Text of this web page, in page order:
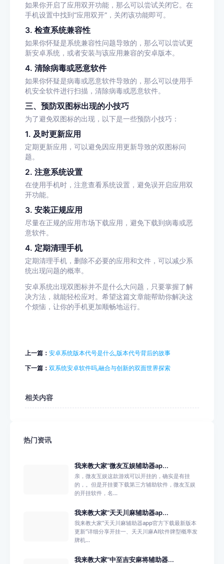
如果你开启了应用双开功能，那么可以尝试关闭它。在
手机设置中找到“应用双开”，关闭该功能即可。
3. 检查系统兼容性
如果你怀疑是系统兼容性问题导致的，那么可以尝试更
新安卓系统，或者安装与该应用兼容的安卓版本。
4. 清除病毒或恶意软件
如果你怀疑是病毒或恶意软件导致的，那么可以使用手
机安全软件进行扫描，清除病毒或恶意软件。
三、预防双图标出现的小技巧
为了避免双图标的出现，以下是一些预防小技巧：
1. 及时更新应用
定期更新应用，可以避免因应用更新导致的双图标问
题。
2. 注意系统设置
在使用手机时，注意查看系统设置，避免误开启应用双
开功能。
3. 安装正规应用
尽量在正规的应用市场下载应用，避免下载到病毒或恶
意软件。
4. 定期清理手机
定期清理手机，删除不必要的应用和文件，可以减少系
统出现问题的概率。
安卓系统出现双图标并不是什么大问题，只要掌握了解
决方法，就能轻松应对。希望这篇文章能帮助你解决这
个烦恼，让你的手机更加顺畅地运行。
上一篇： 安卓系统版本代号是什么,版本代号背后的故事
下一篇： 双系统安卓软件吗,融合与创新的双面世界探索
相关内容
热门资讯
我来教大家“微友互娱辅助器ap...
亲，微友互娱这款游戏可以开挂的，确实是有挂
的，。但是开挂要下载第三方辅助软件，微友互娱
的开挂软件，名...
我来教大家“天天川麻辅助器ap...
我来教大家“天天川麻辅助器app官方下载最新版本
更新”详细分享开挂一、天天川麻AI软件牌型概率发
牌机...
我来教大家“中至吉安麻将辅助器...